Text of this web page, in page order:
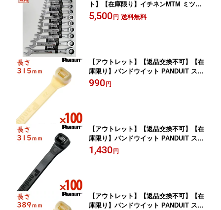
ト】【在庫限り】イチネンMTM ミツト
モ メカレンチ 100ギア 10本セット【M
W-8/MW-10/MW-12/MW-13/MW-14/MW-
5,500 円 送料無料
【アウトレット】【返品交換不可】【在
庫限り】パンドウイット PANDUIT スー
パーグリップPLT300ナチュラル白1袋10
990 円
【アウトレット】【返品交換不可】【在
庫限り】パンドウイット PANDUIT スー
パーグリップPLT300B耐侯性黒1袋100
本入り結束バンド 結束タイ 配線バン ケ
1,430 円
【アウトレット】【返品交換不可】【在
庫限り】パンドウイット PANDUIT スー